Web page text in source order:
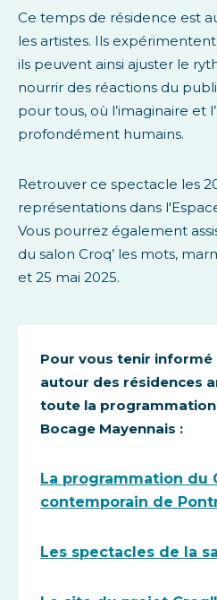
Ce temps de résidence est
les artistes. Ils
ils peuvent ainsi ajuster le
nourrir des réactions du
pour tous, où l’imaginaire et
profondément humains.
Retrouver ce spectacle les
représentations dans
Vous pourrez également
du salon Croq’ les mots,
et 25 mai 2025.
Pour vous tenir
autour des résidences
toute la
Bocage Mayennais :
La programmation du
contemporain de
Les spectacles de la